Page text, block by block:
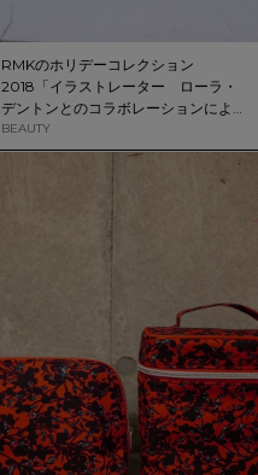
RMKのホリデーコレクション
2018「イラストレーター ローラ・
デントンとのコラボレーションによ
る２種類のメイクアップキット」で
今年の冬を楽しもう！
BEAUTY